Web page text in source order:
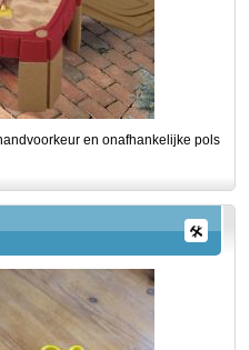
en onafhankelijke pols